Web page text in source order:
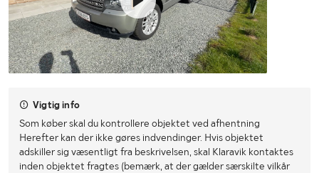
Vigtig info
Som køber skal du kontrollere objektet ved afhentning
Herefter kan der ikke gøres indvendinger. Hvis objektet
adskiller sig væsentligt fra beskrivelsen, skal Klaravik kontaktes
inden objektet fragtes (bemærk, at der gælder særskilte vilkår